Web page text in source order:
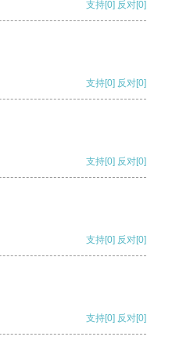
支持[0] 反对[0]
支持[0] 反对[0]
支持[0] 反对[0]
支持[0] 反对[0]
支持[0] 反对[0]